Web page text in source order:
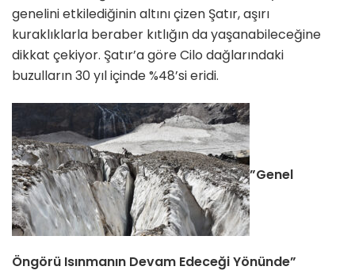
genelini etkilediğinin altını çizen Şatır, aşırı
kuraklıklarla beraber kıtlığın da yaşanabileceğine
dikkat çekiyor. Şatır’a göre Cilo dağlarındaki
buzulların 30 yıl içinde %48’si eridi.
”Genel
Öngörü Isınmanın Devam Edeceği Yönünde”